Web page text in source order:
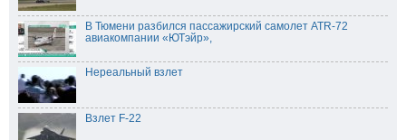
В Тюмени разбился пассажирский самолет ATR-72
авиакомпании «ЮТэйр»,
Нереальный взлет
Взлет F-22